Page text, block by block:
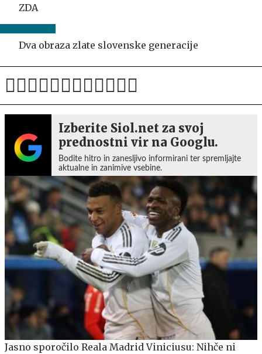
ZDA
Dva obraza zlate slovenske generacije
Izberite Siol.net za svoj
prednostni vir na Googlu.
Bodite hitro in zanesljivo informirani ter spremljajte
aktualne in zanimive vsebine.
Jasno sporočilo Reala Madrid Viniciusu: Nihče ni